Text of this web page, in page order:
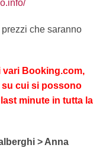
che saranno
Booking.com,
su cui si possono
minute in tutta la
> Anna